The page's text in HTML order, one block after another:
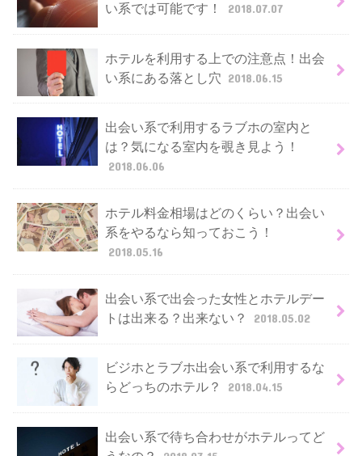
い系では可能です！
2018.07.07
ホテルを利用する上での注意点！出会
い系にある落とし穴 2018.06.15
出会い系で利用するラブホの室内と
は？気になる室内を覗き見よう！
2018.06.06
ホテル料金相場はどのくらい？出会い
系をやるなら知っておこう！
2018.05.16
出会い系で出会った女性とホテルデー
トは出来る？出来ない？
2018.05.02
ビジホとラブホ出会い系で利用するな
らどっちのホテル？
2018.04.15
出会い系で待ち合わせがホテルってど